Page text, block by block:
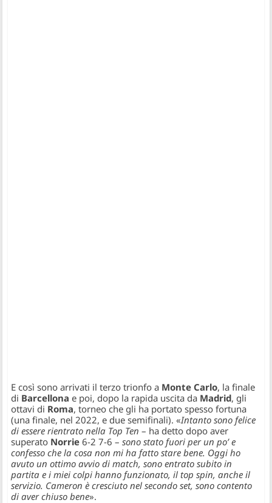
E così sono arrivati il terzo trionfo a Monte Carlo, la finale
di Barcellona e poi, dopo la rapida uscita da Madrid, gli
ottavi di Roma, torneo che gli ha portato spesso fortuna
(una finale, nel 2022, e due semifinali). «Intanto sono felice
di essere rientrato nella Top Ten – ha detto dopo aver
superato Norrie 6-2 7-6 –sono stato fuori per un po’ e
confesso che la cosa non mi ha fatto stare bene. Oggi ho
avuto un ottimo avvio di match, sono entrato subito in
partita e i miei colpi hanno funzionato, il top spin, anche il
servizio. Cameron è cresciuto nel secondo set, sono contento
di aver chiuso bene».